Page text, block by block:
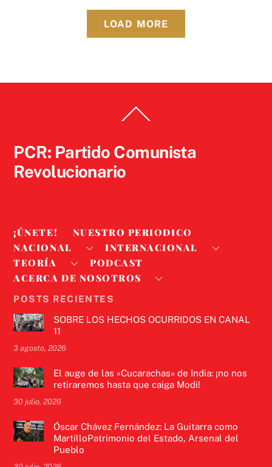
LOAD MORE
To
PCR: Partido Comunista
Revolucionario
¡ÚNETE!
NUESTRO PERIODICO
NACIONAL
INTERNACIONAL
TEORÍA
PODCAST
ACERCA DE NOSOTROS
POSTS RECIENTES
SOBRE LOS HECHOS OCURRIDOS EN CANAL
11
3 agosto, 2026
El auge de las «Cucarachas» de India: ¡no nos
retiraremos hasta que caiga Modi!
30 julio, 2026
Óscar Chávez Fernández: La Guitarra como
MartilloPatrimonio del Estado, Arsenal del
Pueblo